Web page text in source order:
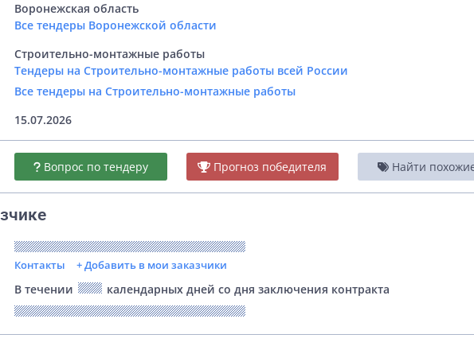
Воронежская область
Все тендеры Воронежской области
Строительно-монтажные работы
Тендеры на Строительно-монтажные работы всей России
Все тендеры на Строительно-монтажные работы
15.07.2026
Вопрос по тендеру Прогноз победителя Найти
Контакты + Добавить в мои заказчики
В течении
календарных дней со дня заключения контракта